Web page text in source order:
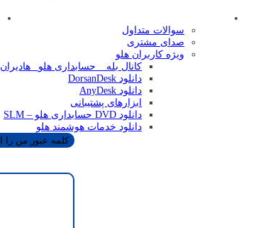
سوالات متداول
صدای مشتری
ویژه کاربران هلو
کانال بله _ حسابداری هلو_ هادیران
دانلود DorsanDesk
دانلود AnyDesk
ابزارهای پشتیبانی
دانلود DVD حسابداری هلو – SLM
دانلود خدمات هوشمند هلو